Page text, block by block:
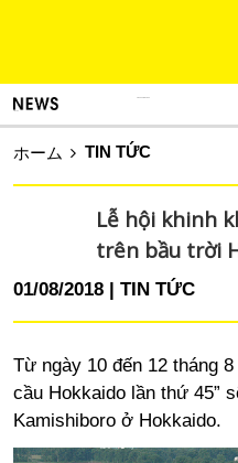
ホーム TIN TỨC
Lễ hội khinh
trên bầu trời
01/08/2018 TIN TỨC
Từ ngày 10 đến 12 tháng
cầu Hokkaido lần thứ 45”
Kamishiboro ở Hokkaido.